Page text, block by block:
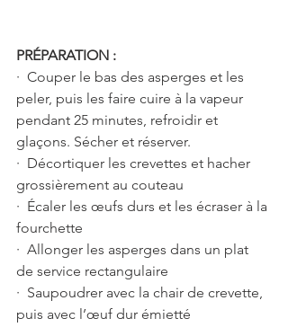
PRÉPARATION :
·  Couper le bas des asperges et les
peler, puis les faire cuire à la vapeur
pendant 25 minutes, refroidir et
glaçons. Sécher et réserver.
·  Décortiquer les crevettes et hacher
grossièrement au couteau
·  Écaler les œufs durs et les écraser à la
fourchette
·  Allonger les asperges dans un plat
de service rectangulaire
·  Saupoudrer avec la chair de crevette,
puis avec l’œuf dur émietté